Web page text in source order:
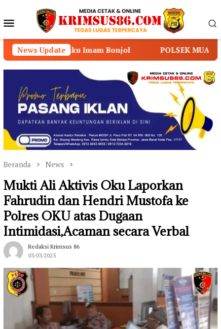
konten Menu
Mobile
News Update
Bonjol POLSEK MUARA SABAK TIMUR PERKUAT
Beranda News
Mukti Ali Aktivis Oku Laporkan
Fahrudin dan Hendri Mustofa ke
Polres OKU atas Dugaan
Intimidasi,Acaman secara Verbal
Redaksi Krimsus 86
03/03/2025